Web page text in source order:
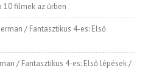
10 filmek az űrben
/ Fantasztikus 4-es: Első
/ Fantasztikus 4-es: Első lépések /